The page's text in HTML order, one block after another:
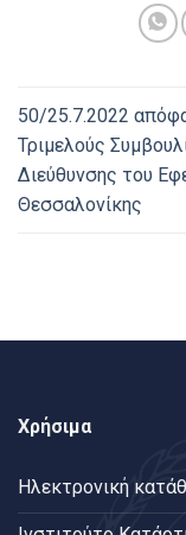
50/25.7.2022
Τριμελούς
Διεύθυνσης του
Θεσσαλονίκης
Χρήσιμα
Ηλεκτρονική